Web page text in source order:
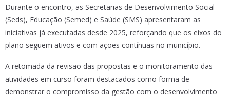
Durante o encontro, as Secretarias de Desenvolvimento Social
(Seds), Educação (Semed) e Saúde (SMS) apresentaram as
iniciativas já executadas desde 2025, reforçando que os eixos do
plano seguem ativos e com ações contínuas no município.
A retomada da revisão das propostas e o monitoramento das
atividades em curso foram destacados como forma de
demonstrar o compromisso da gestão com o desenvolvimento